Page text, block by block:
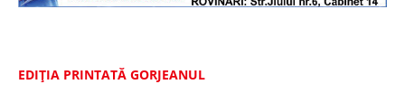
EDIȚIA PRINTATĂ GORJEANUL